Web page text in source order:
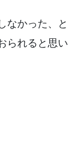
なかった、と
られると思い